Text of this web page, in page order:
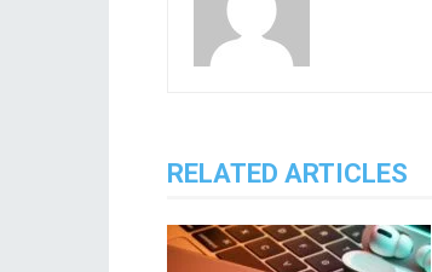
RELATED ARTICLES